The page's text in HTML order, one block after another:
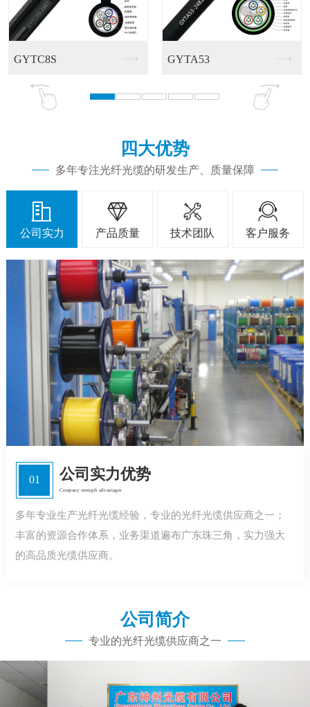
四大优势
多年专注光纤光缆的研发生产、质量保障

公司实力

产品质量

技术团队

客户服务
公司实力优势
Company strength advantages
01
多年专业生产光纤光缆经验，专业的光纤光缆供应商之一；
丰富的资源合作体系，业务渠道遍布广东珠三角，实力强大
的高品质光缆供应商。
公司简介
专业的光纤光缆供应商之一